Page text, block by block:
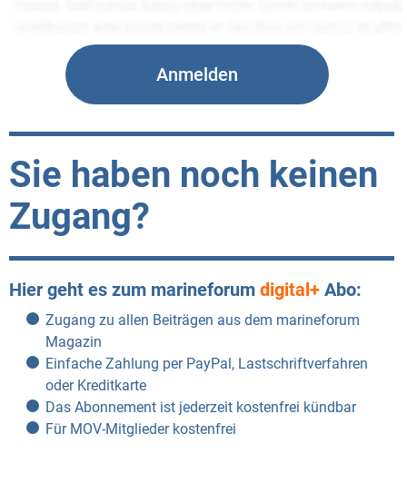
Sie haben noch keinen
Zugang?
Hier geht es zum marineforum digital+ Abo:
Zugang zu allen Beiträgen aus dem marineforum
Magazin
Einfache Zahlung per PayPal, Lastschriftverfahren
oder Kreditkarte
Das Abonnement ist jederzeit kostenfrei kündbar
Für MOV-Mitglieder kostenfrei